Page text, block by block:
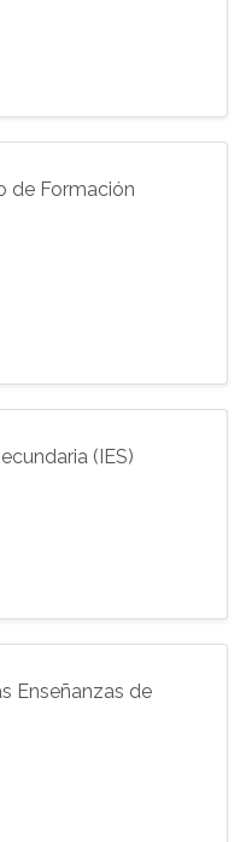
de Formación
(IES)
Enseñanzas de